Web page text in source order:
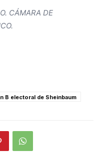
CÁMARA DE
B electoral de Sheinbaum